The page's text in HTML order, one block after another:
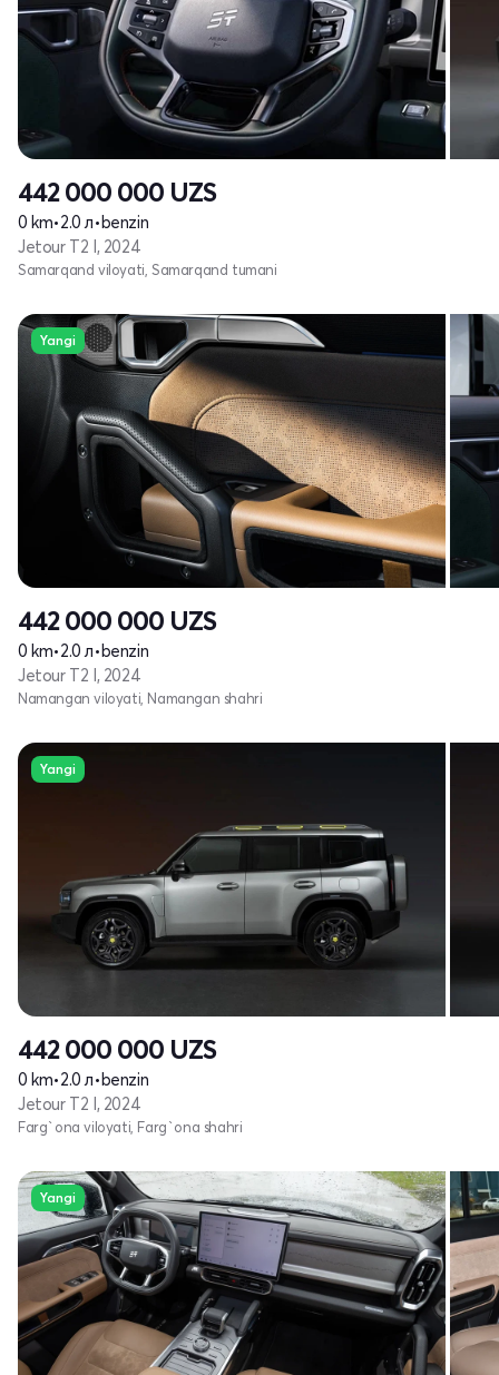
442 000 000 UZS
0 km•2.0 л•benzin
Jetour T2 I, 2024
Samarqand viloyati, Samarqand tumani
Yangi
442 000 000 UZS
0 km•2.0 л•benzin
Jetour T2 I, 2024
Namangan viloyati, Namangan shahri
Yangi
442 000 000 UZS
0 km•2.0 л•benzin
Jetour T2 I, 2024
Farg`ona viloyati, Farg`ona shahri
Yangi